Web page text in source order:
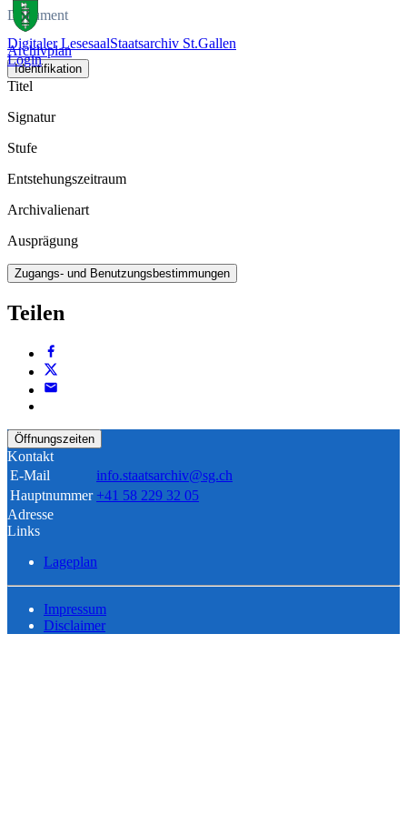
Digitaler LesesaalStaatsarchiv St.Gallen
Login
Dokument
Archivplan
Identifikation
Titel
Signatur
Stufe
Entstehungszeitraum
Archivalienart
Ausprägung
Zugangs- und Benutzungsbestimmungen
Teilen
Öffnungszeiten
Kontakt
E-Mail
info.staatsarchiv@sg.ch
Hauptnummer +41 58 229 32 05
Adresse
Links
Lageplan
Impressum
Disclaimer